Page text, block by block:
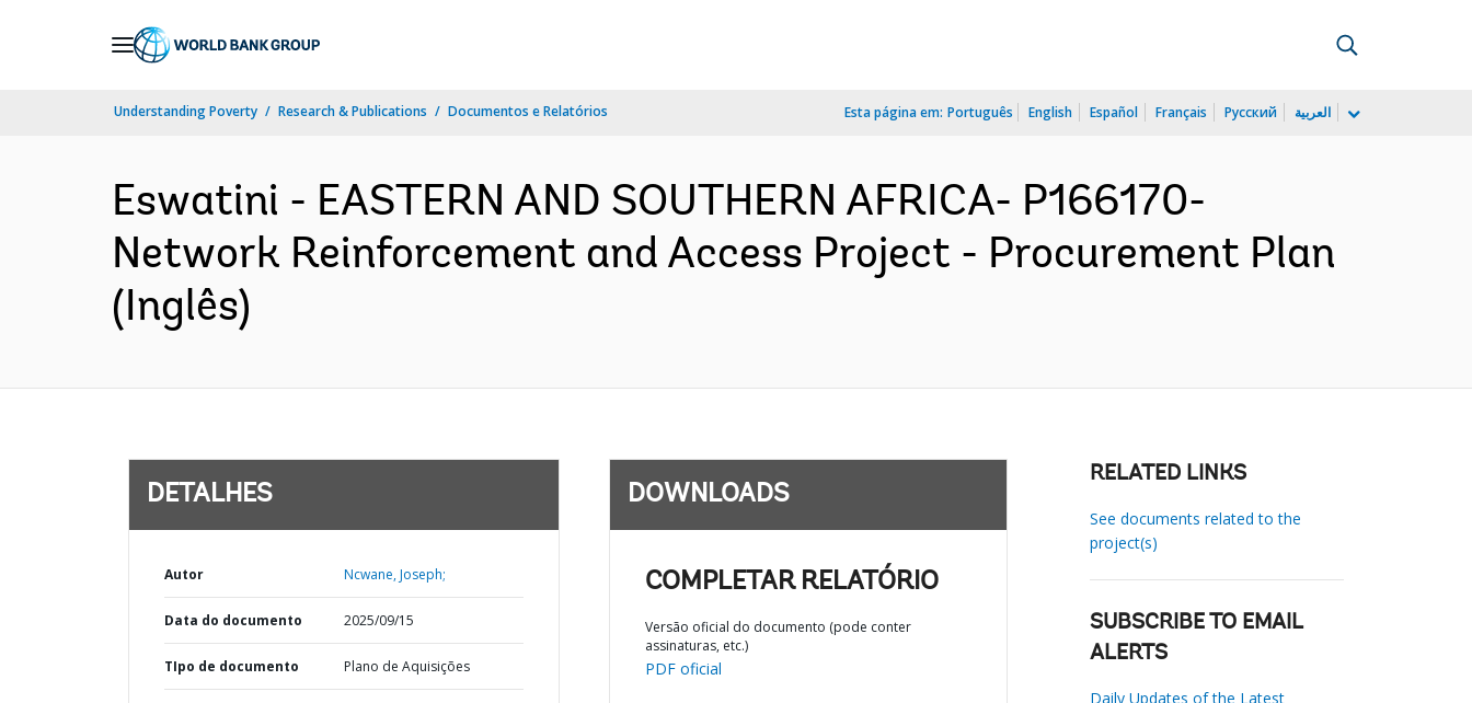
Understanding Poverty Research & Publications Documentos e Relatórios Esta página em: Português English Español Français Русский العربية
Eswatini - EASTERN AND SOUTHERN AFRICA- P166170-
Network Reinforcement and Access Project - Procurement Plan
(Inglês)
DETALHES
Autor Ncwane, Joseph;
Data do documento 2025/09/15
TIpo de documento Plano de Aquisições
DOWNLOADS
COMPLETAR RELATÓRIO
Versão oficial do documento (pode conter
assinaturas, etc.)
PDF oficial
RELATED LINKS
See documents related to the
project(s)
SUBSCRIBE TO EMAIL
ALERTS
Daily Updates of the Latest